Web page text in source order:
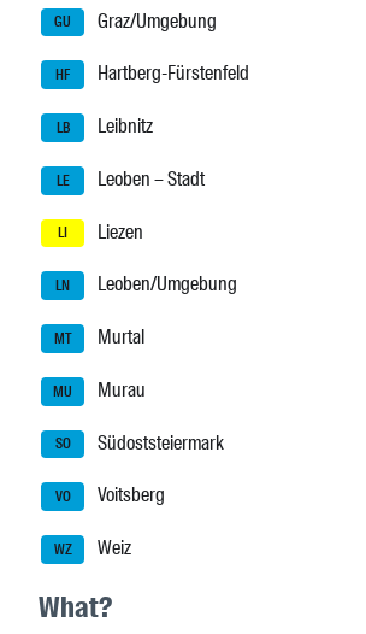
GU Graz/Umgebung
HF Hartberg-Fürstenfeld
LB Leibnitz
LE Leoben – Stadt
LI Liezen
LN Leoben/Umgebung
MT Murtal
MU Murau
SO Südoststeiermark
VO Voitsberg
WZ Weiz
What?